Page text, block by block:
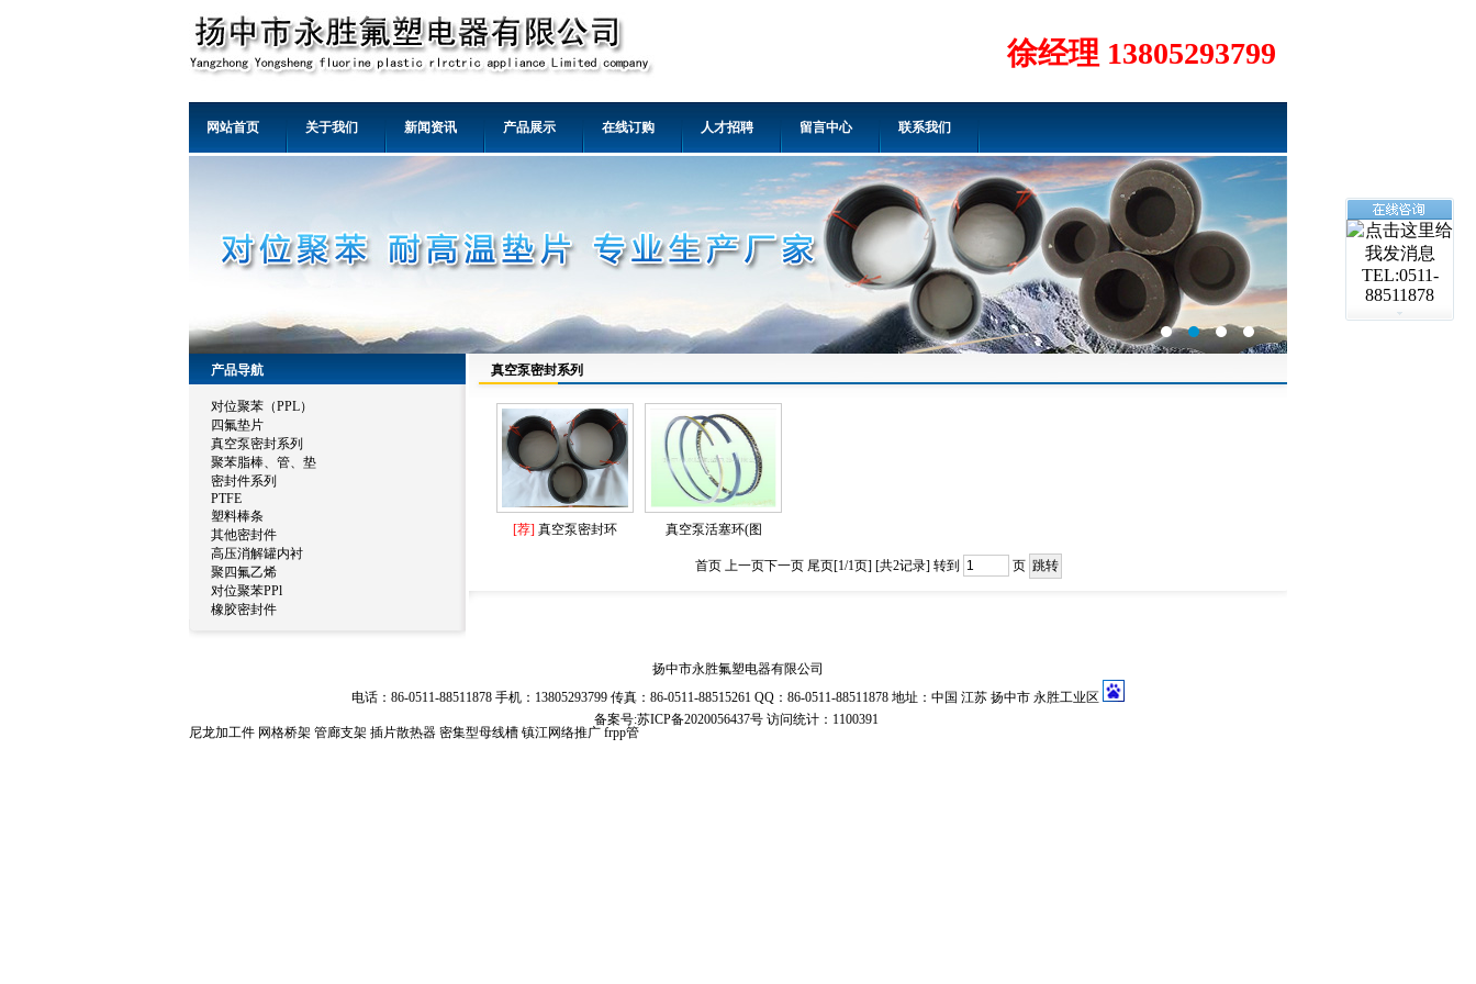
徐经理 13805293799
网站首页 关于我们 新闻资讯 产品展示 在线订购 人才招聘 留言中心 联系我们
产品导航
对位聚苯（PPL）
四氟垫片
真空泵密封系列
聚苯脂棒、管、垫
密封件系列
PTFE
塑料棒条
其他密封件
高压消解罐内衬
聚四氟乙烯
对位聚苯PPl
橡胶密封件
真空泵密封系列
[荐] 真空泵密封环 真空泵活塞环(图
首页 上一页下一页 尾页[1/1页] [共2记录] 转到 页
扬中市永胜氟塑电器有限公司
电话：86-0511-88511878 手机：13805293799 传真：86-0511-88515261 QQ：86-0511-88511878 地址：中国 江苏 扬中市 永胜工业区
备案号:苏ICP备2020056437号 访问统计：1100391
TEL:0511-
88511878
尼龙加工件 网格桥架 管廊支架 插片散热器 密集型母线槽 镇江网络推广 frpp管